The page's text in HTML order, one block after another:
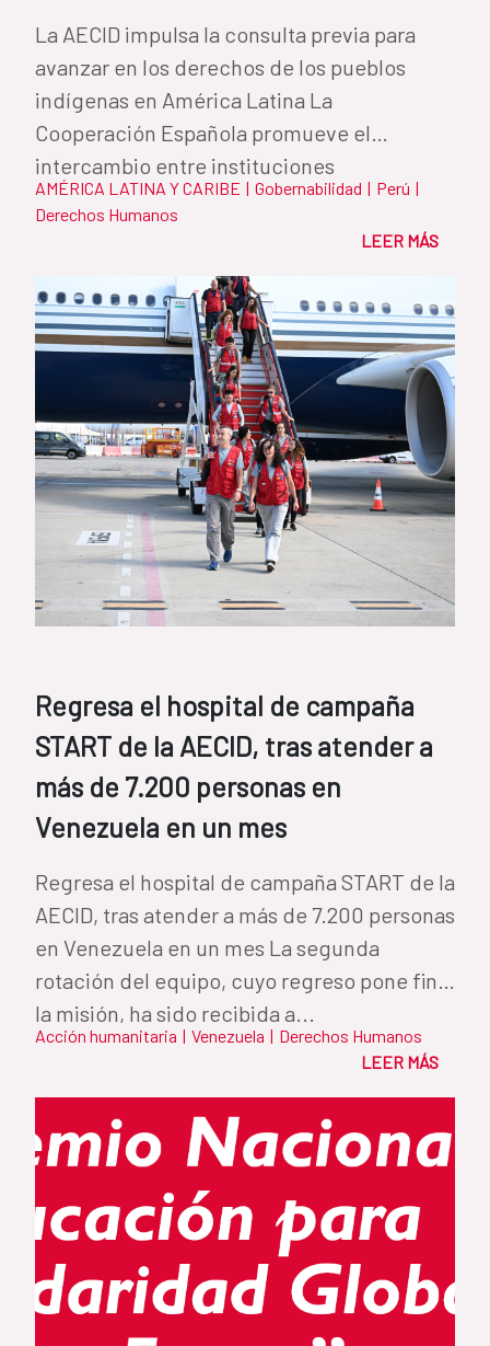
La AECID impulsa la consulta previa para
avanzar en los derechos de los pueblos
indígenas en América Latina La
Cooperación Española promueve el
intercambio entre instituciones
iberoamericanas para...
AMÉRICA LATINA Y CARIBE | Gobernabilidad | Perú |
Derechos Humanos
LEER MÁS
Regresa el hospital de campaña
START de la AECID, tras atender a
más de 7.200 personas en
Venezuela en un mes
Regresa el hospital de campaña START de la
AECID, tras atender a más de 7.200 personas
en Venezuela en un mes La segunda
rotación del equipo, cuyo regreso pone fin a
la misión, ha sido recibida a...
Acción humanitaria | Venezuela | Derechos Humanos
LEER MÁS